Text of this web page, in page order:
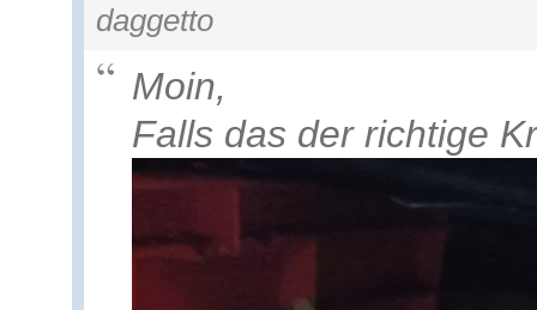
daggetto
Moin,
Falls das der richtige